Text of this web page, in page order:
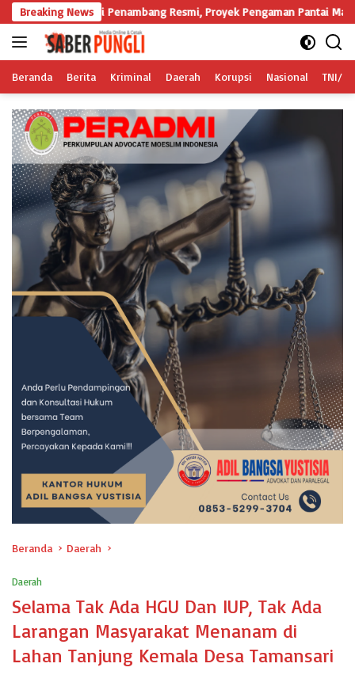
Langsung
ke
konten
Breaking News
Penambang Resmi, Proyek Pengaman Pantai Mandiri Sejati Sudah
Beranda Berita Kriminal Daerah Korupsi Nasional TNI/
Beranda Daerah
Daerah
Selama Tak Ada HGU Dan IUP, Tak Ada
Larangan Masyarakat Menanam di
Lahan Tanjung Kemala Desa Tamansari